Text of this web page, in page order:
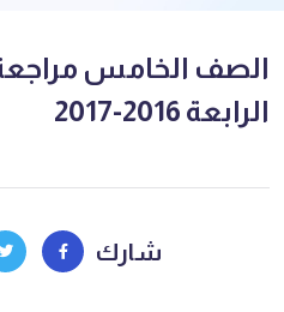
الصف الخامس مراجعة
الرابعة 2016-2017
شارك